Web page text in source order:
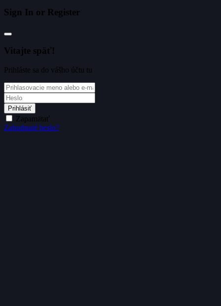
Sign In or Register
Vitajte späť!
Prihláste sa do vášho účtu tu
Prihlásiť
Zapamätať
Zabudnuté heslo?